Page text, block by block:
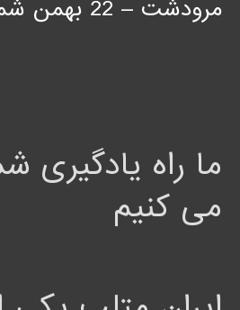
مرودشت – 22 بهمن شمالی
ما راه یادگیری
می کنیم